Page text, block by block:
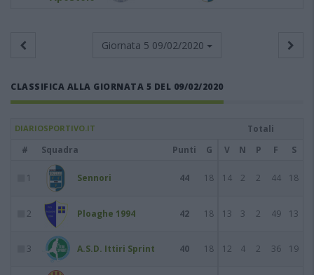
Giornata 5 09/02/2020
CLASSIFICA ALLA GIORNATA 5 DEL 09/02/2020
DIARIOSPORTIVO.IT
Totali
#
Squadra Punti G V N P F S
1 Sennori 44 18 14 2 2 44 18
2 Ploaghe 1994 42 18 13 3 2 49 13
3 A.S.D. Ittiri Sprint 40 18 12 4 2 36 19